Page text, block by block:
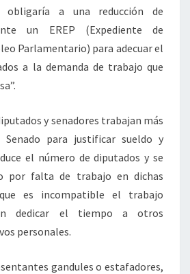
obligaría a una reducción de
un EREP (Expediente de
Parlamentario) para adecuar el
a la demanda de trabajo que
y senadores trabajan más
para justificar sueldo y
el número de diputados y se
por falta de trabajo en dichas
es incompatible el trabajo
dedicar el tiempo a otros
personales.
gandules o estafadores,